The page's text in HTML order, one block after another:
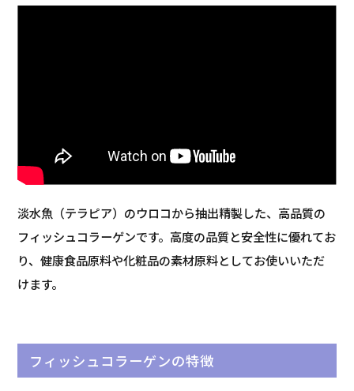
淡水魚（テラピア）のウロコから抽出精製した、高品質の
フィッシュコラーゲンです。高度の品質と安全性に優れてお
り、健康食品原料や化粧品の素材原料としてお使いいただ
けます。
フィッシュコラーゲンの特徴